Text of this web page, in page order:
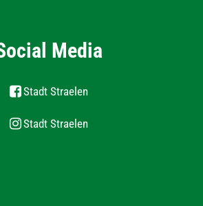
Media
Stadt Straelen
Stadt Straelen